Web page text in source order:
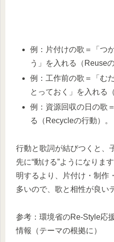
例：片付けの歌＝「
う」を入れる（Reuse
例：工作前の歌＝「む
とっておく」を入れる
例：資源回収の日の歌
る（Recycleの行動）。​
行動と歌詞が結びつくと、
先に“動ける”ようになりま
明するより、片付け・制作
多いので、歌と相性が良い
参考：環境省のRe-Style応
情報（テーマの根拠に）